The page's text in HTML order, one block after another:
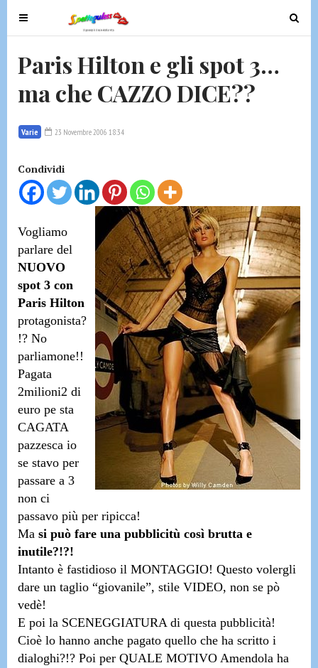
T
o
g
e
a
i
g
a
o
n
T
o
a
t
i
o
n
Paris Hilton e gli spot 3…
ma che CAZZO DICE??
Varie 23 Novembre 2006 18:34
Condividi
Vogliamo
parlare del
NUOVO
spot 3 con
Paris Hilton
protagonista?
!? No
parliamone!!
Pagata
2milioni2 di
euro pe sta
CAGATA
pazzesca io
se stavo per
passare a 3
non ci
passavo più per ripicca!
Ma si può fare una pubblicitù così brutta e
inutile?!?!
Intanto è fastidioso il MONTAGGIO! Questo volergli
dare un taglio “giovanile”, stile VIDEO, non se pò
vedè!
E poi la SCENEGGIATURA di questa pubblicità!
Cioè lo hanno anche pagato quello che ha scritto i
dialoghi?!? Poi per QUALE MOTIVO Amendola ha